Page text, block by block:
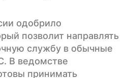
одобрило
позволит направлять
службу в обычные
В ведомстве
принимать